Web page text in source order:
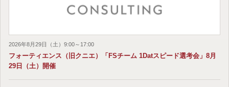
2026年8月29日（土）9:00～17:00
フォーティエンス（旧クニエ）「FSチーム 1Datスピード選考会」8月
29日（土）開催